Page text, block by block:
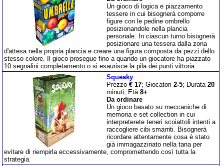
Un gioco di logica e piazzamento
tessere in cui bisognerà comporre
figure con le pedine ombrello
posizionandole nella plancia
personale. In ciascun turno bisognerà
posizionare una tessera dalla zona
d'attesa nella propria plancia e creare una figura composta da pezzi dello
stesso colore. Il gioco prosegue fino a quando un giocatore ha piazzato
10 segnalini completamento o si esaurisce la pila dei punti vittoria.
Squeaky
Prezzo € 17; Giocatori 2-5; Durata 20
minuti; Età 8+
Da ordinare
Un gioco basato su meccaniche di
memoria e set collection in cui
interpreterete teneri scoiattoli intenti a
raccogliere cibi smarriti. Bisognerà
ricordare attentamente cosa è stato
già immagazzinato nella tana per
evitare di riempirla eccessivamente, compromettendo così tutta la
strategia.